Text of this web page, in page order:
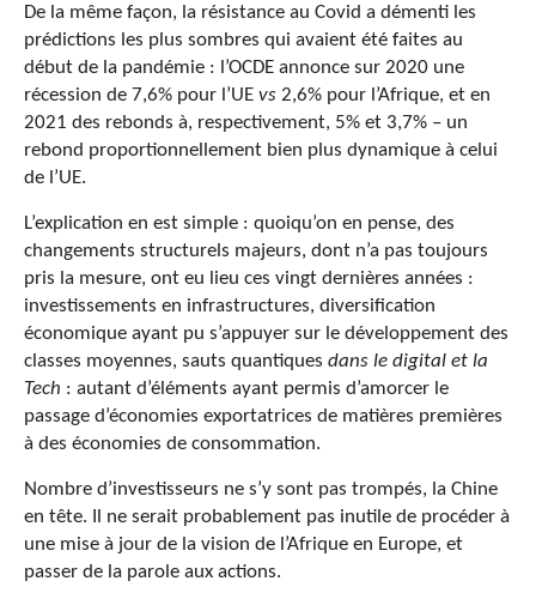
De la même façon, la résistance au Covid a démenti les
prédictions les plus sombres qui avaient été faites au
début de la pandémie : l’OCDE annonce sur 2020 une
récession de 7,6% pour l’UE vs 2,6% pour l’Afrique, et en
2021 des rebonds à, respectivement, 5% et 3,7% – un
rebond proportionnellement bien plus dynamique à celui
de l’UE.
L’explication en est simple : quoiqu’on en pense, des
changements structurels majeurs, dont n’a pas toujours
pris la mesure, ont eu lieu ces vingt dernières années :
investissements en infrastructures, diversification
économique ayant pu s’appuyer sur le développement des
classes moyennes, sauts quantiques dans le digital et la
Tech : autant d’éléments ayant permis d’amorcer le
passage d’économies exportatrices de matières premières
à des économies de consommation.
Nombre d’investisseurs ne s’y sont pas trompés, la Chine
en tête. Il ne serait probablement pas inutile de procéder à
une mise à jour de la vision de l’Afrique en Europe, et
passer de la parole aux actions.